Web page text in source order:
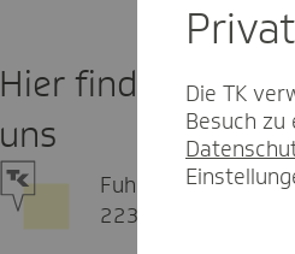
Hier finden Sie
uns
Fuhlsbüttler Str. 29
22305 Hamburg
Die TK
Besuch